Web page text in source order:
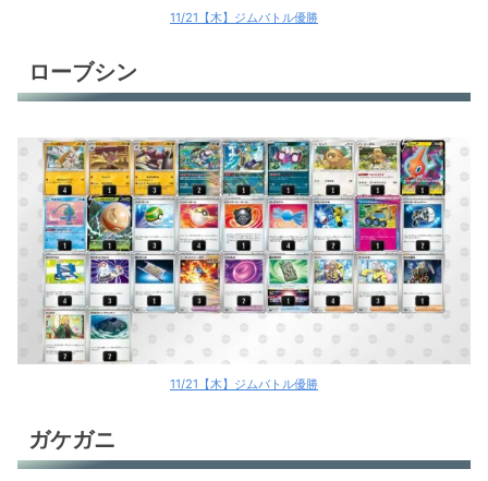
11/21【木】ジムバトル優勝
ローブシン
11/21【木】ジムバトル優勝
ガケガニ